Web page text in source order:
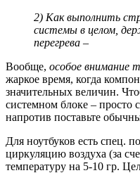
2) Как выполнить
системы в целом,
перегрева –
Вообще, особое внимание
жаркое время, когда
значительных величин.
системном блоке – просто
напротив поставьте
Для ноутбуков есть спец.
циркуляцию воздуха (за
температуру на 5-10 гр.